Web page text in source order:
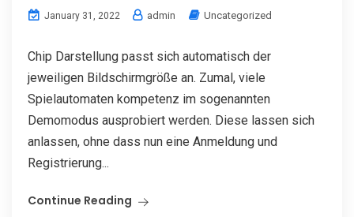
January 31, 2022 admin Uncategorized
Chip Darstellung passt sich automatisch der
jeweiligen Bildschirmgröße an. Zumal, viele
Spielautomaten kompetenz im sogenannten
Demomodus ausprobiert werden. Diese lassen sich
anlassen, ohne dass nun eine Anmeldung und
Registrierung...
Continue Reading